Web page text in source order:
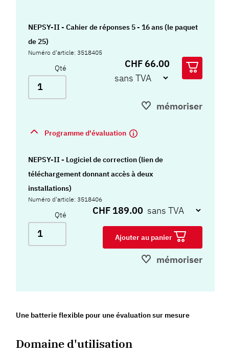
NEPSY-II - Cahier de réponses 5 - 16 ans (le paquet
de 25)
Numéro d'article: 3518405
Qté CHF 66.00
mémoriser
Programme d'évaluation
NEPSY-II - Logiciel de correction (lien de
téléchargement donnant accès à deux
installations)
Numéro d'article: 3518406
Qté CHF 189.00
Ajouter au panier
mémoriser
Une batterie flexible pour une évaluation sur mesure
Domaine d'utilisation